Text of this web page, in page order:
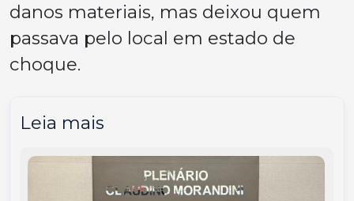
danos materiais, mas deixou quem
passava pelo local em estado de
choque.
Leia mais